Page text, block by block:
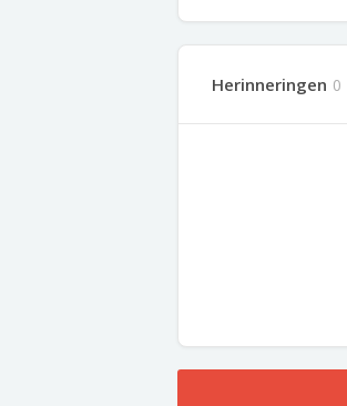
Herinneringen 0